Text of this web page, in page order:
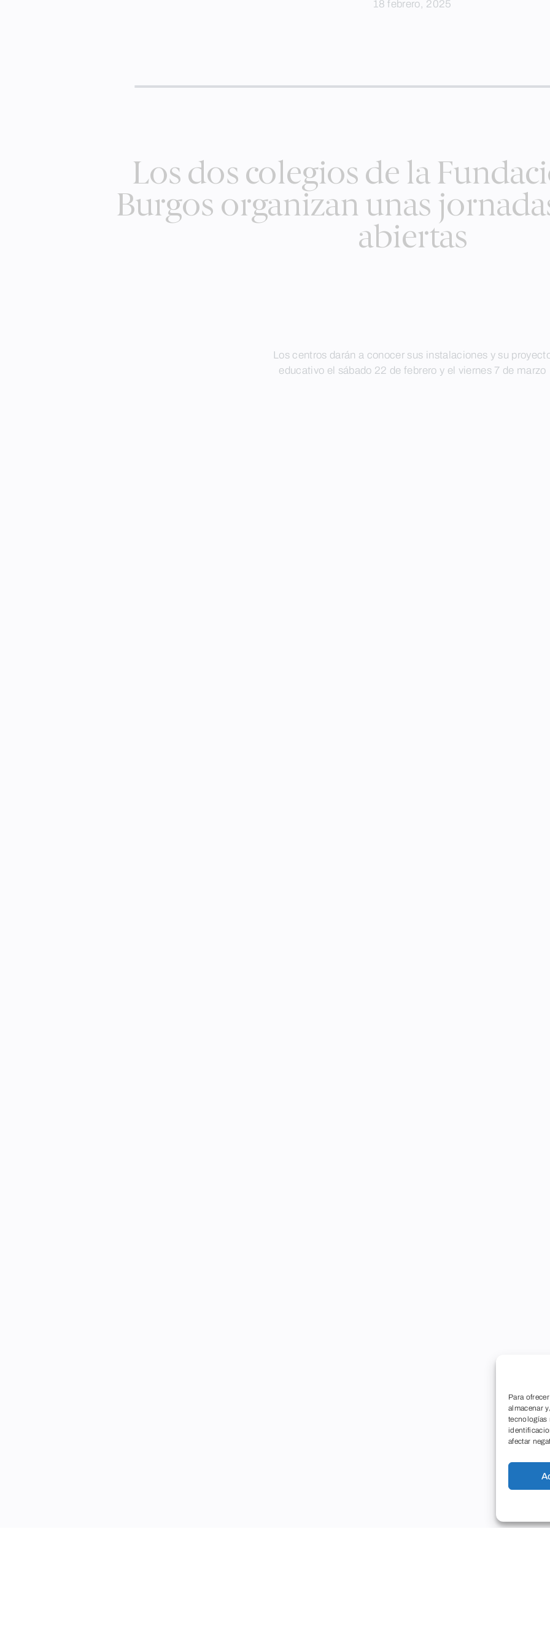
Para
almacenar
tecnologías
afectar
18 febrero, 2025
Los dos colegios de la
Burgos organizan unas
abiertas
Los centros darán a conocer sus instalaciones y su
educativo el sábado 22 de febrero y el viernes 7 de marzo